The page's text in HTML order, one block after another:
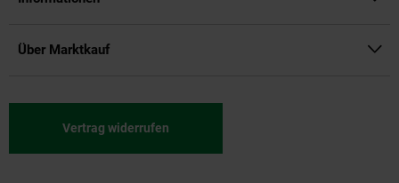
Über Marktkauf
Vertrag widerrufen